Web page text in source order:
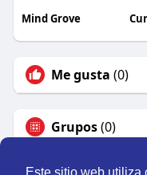
Mind Grove
Me gusta (0)
Grupos(0)